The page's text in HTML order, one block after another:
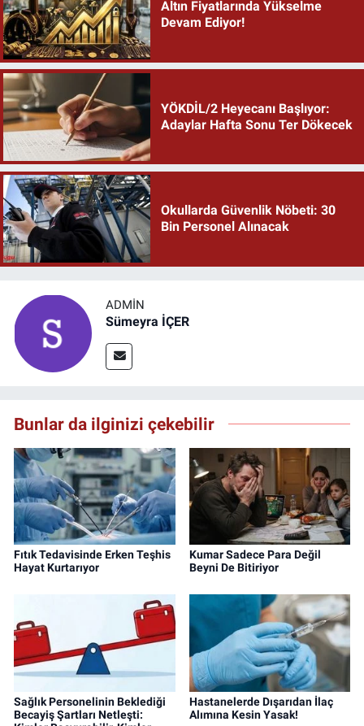
Altın Fiyatlarında Yükselme
Devam Ediyor!
YÖKDİL/2 Heyecanı Başlıyor:
Adaylar Hafta Sonu Ter Dökecek
Okullarda Güvenlik Nöbeti: 30
Bin Personel Alınacak
ADMIN
Sümeyra İÇER
Bunlar da ilginizi çekebilir
Fıtık Tedavisinde Erken Teşhis
Hayat Kurtarıyor
Kumar Sadece Para Değil
Beyni De Bitiriyor
Sağlık Personelinin Beklediği
Becayiş Şartları Netleşti:
Hastanelerde Dışarıdan İlaç
Alımına Kesin Yasak!